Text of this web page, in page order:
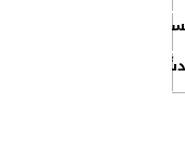
الأمريكي
اختبارات الثانوية